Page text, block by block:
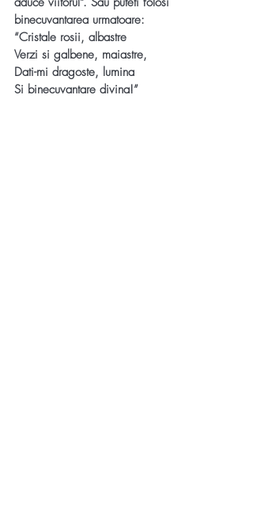
binecuvantarea urmatoare:
“Cristale rosii, albastre
Verzi si galbene, maiastre,
Dati-mi dragoste, lumina
Si binecuvantare divina!”